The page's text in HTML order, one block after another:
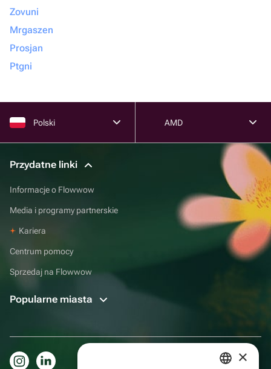
Zovuni
Mrgaszen
Prosjan
Ptgni
Polski AMD
Przydatne linki
Informacje o Flowwow
Media i programy partnerskie
Kariera
Centrum pomocy
Sprzedaj na Flowwow
Popularne miasta
×